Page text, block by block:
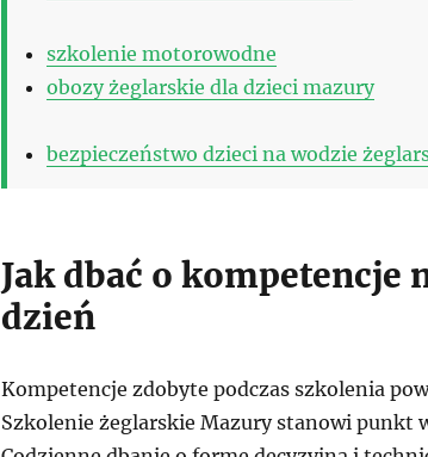
szkolenie motorowodne
obozy żeglarskie dla dzieci mazury
bezpieczeństwo dzieci na wodzie
Jak dbać o kompetencje
dzień
Kompetencje zdobyte podczas szkolenia
Szkolenie żeglarskie Mazury stanowi punkt